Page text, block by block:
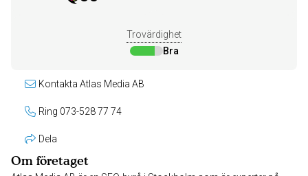
Trovärdighet
Bra
Kontakta Atlas Media AB
Ring 073-528 77 74
Dela
Om företaget